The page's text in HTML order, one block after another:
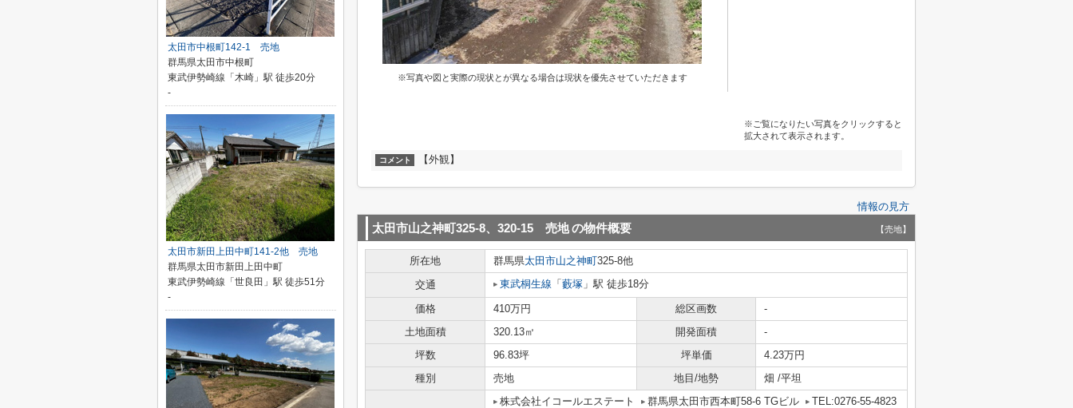
※写真や図と実際の現状とが異なる場合は現状を優先させていただきます
※ご覧になりたい写真をクリックすると
拡大されて表示されます。
コメント 【外観】
情報の見方
太田市山之神町325-8、320-15 売地の物件概要 【売地】
所在地 群馬県太田市山之神町325-8他
交通
東武桐生線 「 藪塚 」駅 徒歩18分
価格 410万円 総区画数
-
土地面積
320.13㎡ 開発面積
-
坪数
96.83坪 坪単価
4.23万円
種別
売地 地目/地勢 畑 /平坦
株式会社イコールエステート 群馬県太田市西本町58-6 TGビル
TEL:0276-55-4823
太田市中根町142-1 売地
群馬県太田市中根町
東武伊勢崎線「木崎」駅 徒歩20分
-
太田市新田上田中町141-2他 売地
群馬県太田市新田上田中町
東武伊勢崎線「世良田」駅 徒歩51分
-